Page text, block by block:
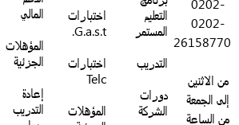
0202-
0202-
الاثنين
الجمعة
الساعة
التعليم
المستمر
التدريب
دورات
الشركة
اختبارات
G.a.s.t.
اختبارات
Telc
المؤهلات
المالي
المؤهلات
الجزئية
إعادة
التدريب